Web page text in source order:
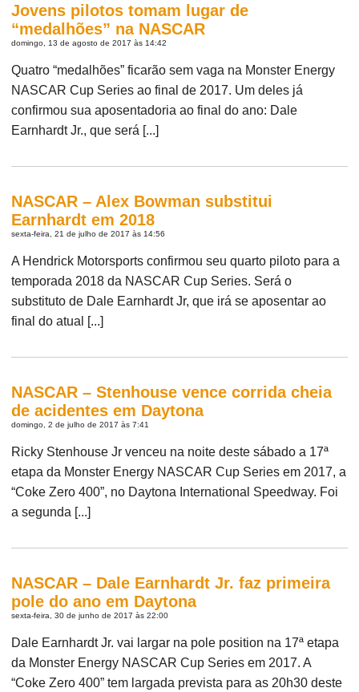
Jovens pilotos tomam lugar de
“medalhões” na NASCAR
domingo, 13 de agosto de 2017 às 14:42
Quatro “medalhões” ficarão sem vaga na Monster Energy
NASCAR Cup Series ao final de 2017. Um deles já
confirmou sua aposentadoria ao final do ano: Dale
Earnhardt Jr., que será [...]
NASCAR – Alex Bowman substitui
Earnhardt em 2018
sexta-feira, 21 de julho de 2017 às 14:56
A Hendrick Motorsports confirmou seu quarto piloto para a
temporada 2018 da NASCAR Cup Series. Será o
substituto de Dale Earnhardt Jr, que irá se aposentar ao
final do atual [...]
NASCAR – Stenhouse vence corrida cheia
de acidentes em Daytona
domingo, 2 de julho de 2017 às 7:41
Ricky Stenhouse Jr venceu na noite deste sábado a 17ª
etapa da Monster Energy NASCAR Cup Series em 2017, a
“Coke Zero 400”, no Daytona International Speedway. Foi
a segunda [...]
NASCAR – Dale Earnhardt Jr. faz primeira
pole do ano em Daytona
sexta-feira, 30 de junho de 2017 às 22:00
Dale Earnhardt Jr. vai largar na pole position na 17ª etapa
da Monster Energy NASCAR Cup Series em 2017. A
“Coke Zero 400” tem largada prevista para as 20h30 deste